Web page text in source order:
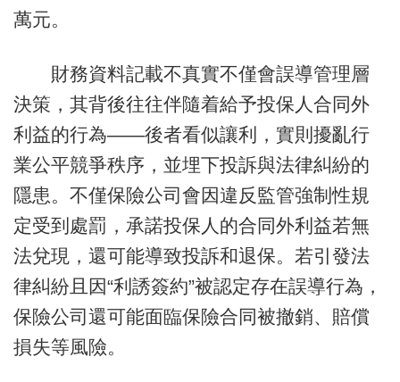
萬元。
財務資料記載不真實不僅會誤導管理層
決策，其背後往往伴隨着給予投保人合同外
利益的行為——後者看似讓利，實則擾亂行
業公平競爭秩序，並埋下投訴與法律糾紛的
隱患。不僅保險公司會因違反監管強制性規
定受到處罰，承諾投保人的合同外利益若無
法兌現，還可能導致投訴和退保。若引發法
律糾紛且因“利誘簽約”被認定存在誤導行為，
保險公司還可能面臨保險合同被撤銷、賠償
損失等風險。